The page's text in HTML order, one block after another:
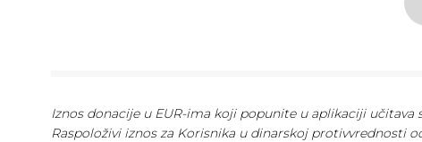
Iznos donacije u EUR-ima koji popunite u aplikaciji
Raspoloživi iznos za Korisnika u dinarskoj protivvrednosti